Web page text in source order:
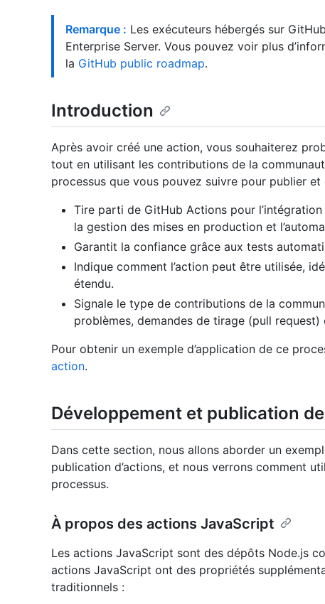
Remarque : Les exécuteurs hébergés sur
Enterprise Server. Vous pouvez voir plus
la GitHub public roadmap.
Introduction
Après avoir créé une action, vous souhaiterez
tout en utilisant les contributions de la
processus que vous pouvez suivre pour publier
Tire parti de GitHub Actions pour
la gestion des mises en production et
Garantit la confiance grâce aux tests
Indique comment l’action peut être utilisée,
étendu.
Signale le type de contributions de la
problèmes, demandes de tirage (pull
Pour obtenir un exemple d’application de ce
action.
Développement et publication
Dans cette section, nous allons aborder un
publication d’actions, et nous verrons comment
processus.
À propos des actions JavaScript
Les actions JavaScript sont des dépôts Node.js
actions JavaScript ont des propriétés
traditionnels :